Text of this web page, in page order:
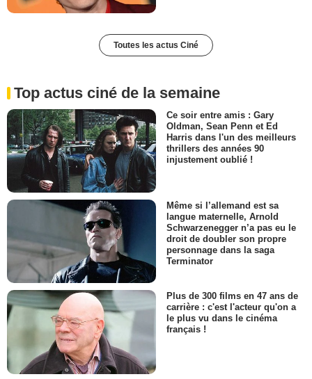
Toutes les actus Ciné
Top actus ciné de la semaine
Ce soir entre amis : Gary
Oldman, Sean Penn et Ed
Harris dans l'un des meilleurs
thrillers des années 90
injustement oublié !
Même si l’allemand est sa
langue maternelle, Arnold
Schwarzenegger n’a pas eu le
droit de doubler son propre
personnage dans la saga
Terminator
Plus de 300 films en 47 ans de
carrière : c'est l'acteur qu'on a
le plus vu dans le cinéma
français !